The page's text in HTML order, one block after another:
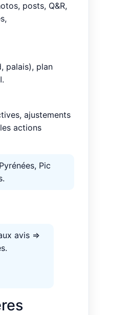
posts, Q&R,
palais), plan
ajustements
actions
Pic
avis ⇒